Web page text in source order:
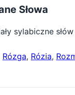
Słowa
sylabiczne
Rózga, Rózia,